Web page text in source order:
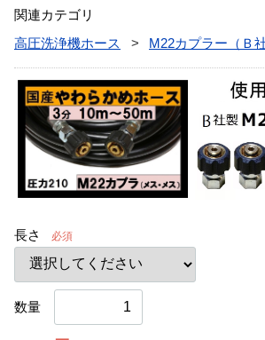
関連カテゴリ
高圧洗浄機ホース
M22カプラー（Ｂ社
長さ 必須
数量